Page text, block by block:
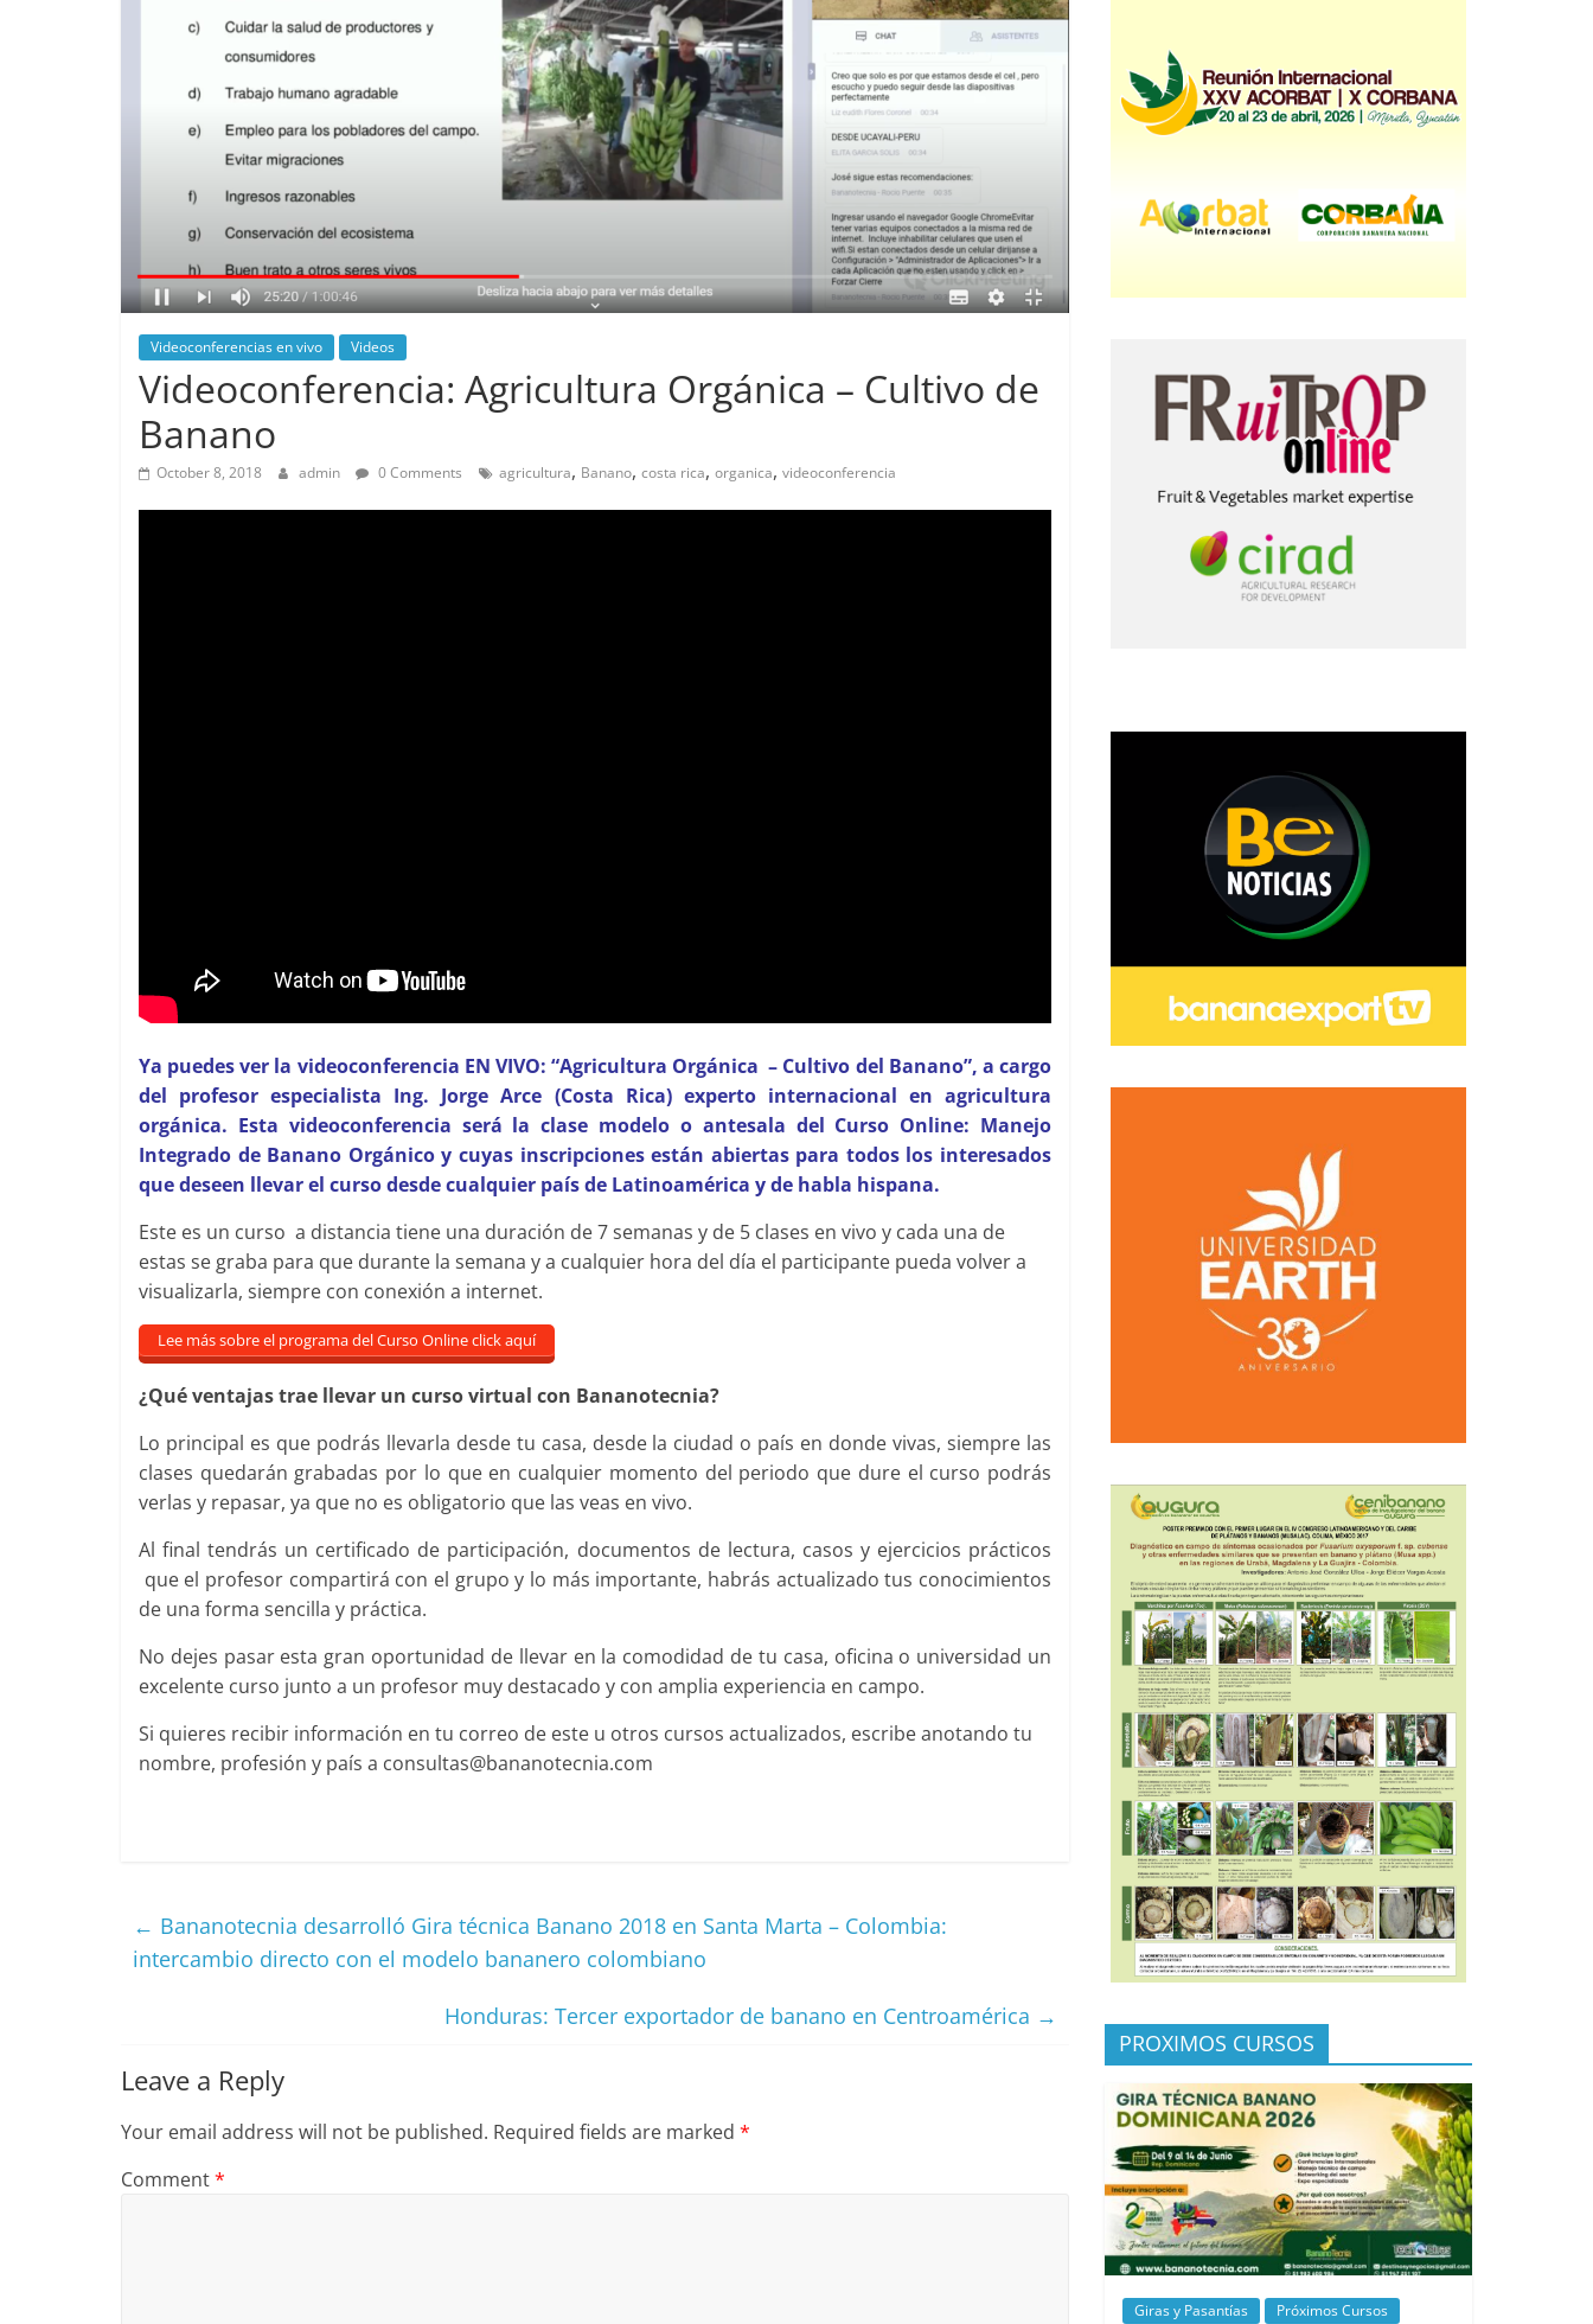
Videoconferencias en vivo Videos
Videoconferencia: Agricultura Orgánica – Cultivo de
Banano
October 8, 2018 admin 0 Comments agricultura, Banano, costa rica, organica, videoconferencia
Ya puedes ver la videoconferencia EN VIVO: “Agricultura Orgánica – Cultivo del Banano”, a cargo
del profesor especialista Ing. Jorge Arce (Costa Rica) experto internacional en agricultura
orgánica. Esta videoconferencia será la clase modelo o antesala del Curso Online: Manejo
Integrado de Banano Orgánico y cuyas inscripciones están abiertas para todos los interesados
que deseen llevar el curso desde cualquier país de Latinoamérica y de habla hispana.
Este es un curso a distancia tiene una duración de 7 semanas y de 5 clases en vivo y cada una de
estas se graba para que durante la semana y a cualquier hora del día el participante pueda volver a
visualizarla, siempre con conexión a internet.
Lee más sobre el programa del Curso Online click aquí
¿Qué ventajas trae llevar un curso virtual con Bananotecnia?
Lo principal es que podrás llevarla desde tu casa, desde la ciudad o país en donde vivas, siempre las
clases quedarán grabadas por lo que en cualquier momento del periodo que dure el curso podrás
verlas y repasar, ya que no es obligatorio que las veas en vivo.
Al final tendrás un certificado de participación, documentos de lectura, casos y ejercicios prácticos
que el profesor compartirá con el grupo y lo más importante, habrás actualizado tus conocimientos
de una forma sencilla y práctica.
No dejes pasar esta gran oportunidad de llevar en la comodidad de tu casa, oficina o universidad un
excelente curso junto a un profesor muy destacado y con amplia experiencia en campo.
Si quieres recibir información en tu correo de este u otros cursos actualizados, escribe anotando tu
nombre, profesión y país a consultas@bananotecnia.com
← Bananotecnia desarrolló Gira técnica Banano 2018 en Santa Marta – Colombia:
intercambio directo con el modelo bananero colombiano
Honduras: Tercer exportador de banano en Centroamérica →
Leave a Reply
Your email address will not be published. Required fields are marked *
Comment*
PROXIMOS CURSOS
Giras y Pasantías Próximos Cursos